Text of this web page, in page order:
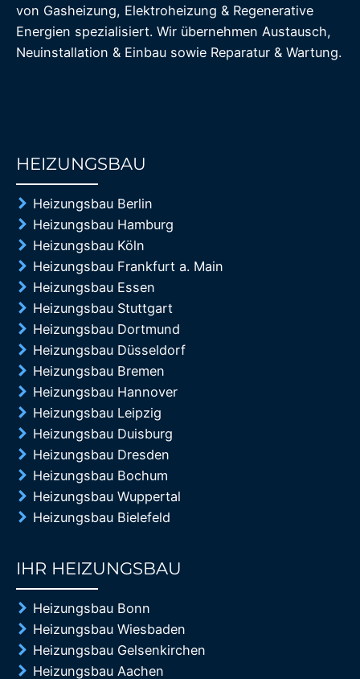
von Gasheizung, Elektroheizung & Regenerative
Energien spezialisiert. Wir übernehmen Austausch,
Neuinstallation & Einbau sowie Reparatur & Wartung.
HEIZUNGSBAU
Heizungsbau Berlin
Heizungsbau Hamburg
Heizungsbau Köln
Heizungsbau Frankfurt a. Main
Heizungsbau Essen
Heizungsbau Stuttgart
Heizungsbau Dortmund
Heizungsbau Düsseldorf
Heizungsbau Bremen
Heizungsbau Hannover
Heizungsbau Leipzig
Heizungsbau Duisburg
Heizungsbau Dresden
Heizungsbau Bochum
Heizungsbau Wuppertal
Heizungsbau Bielefeld
IHR HEIZUNGSBAU
Heizungsbau Bonn
Heizungsbau Wiesbaden
Heizungsbau Gelsenkirchen
Heizungsbau Aachen